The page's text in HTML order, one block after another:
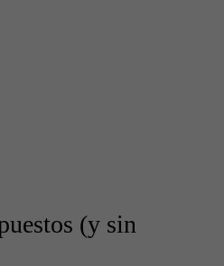
(y sin